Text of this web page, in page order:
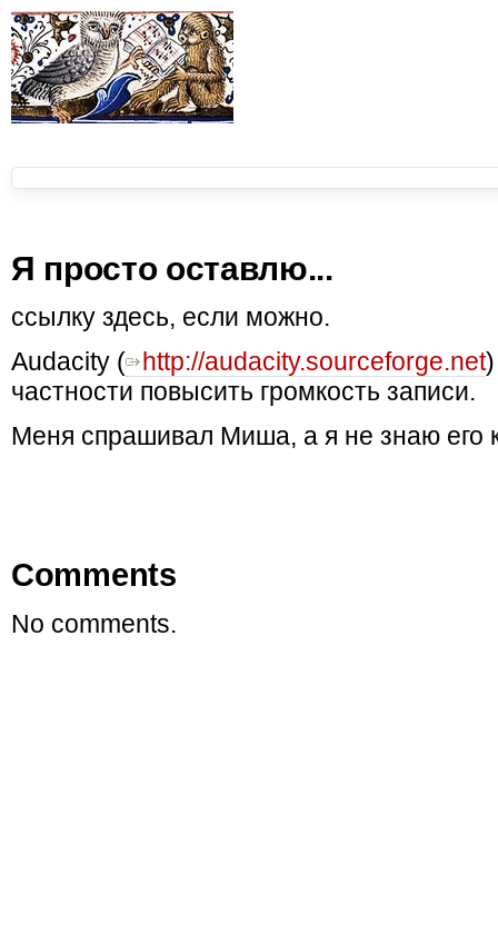
Я просто оставлю...
ссылку здесь, если можно.
Audacity (
http://audacity.sourceforge.net
частности повысить громкость записи.
Меня спрашивал Миша, а я не знаю его
Comments
No comments.